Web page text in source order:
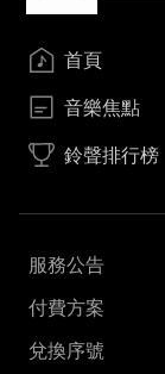
首頁
音樂焦點
鈴聲排行榜
服務公告
付費方案
兌換序號